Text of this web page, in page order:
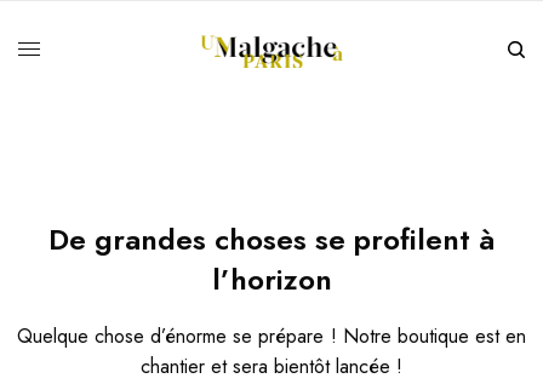
De grandes choses se profilent à
l’horizon
Quelque chose d’énorme se prépare ! Notre boutique est en
chantier et sera bientôt lancée !